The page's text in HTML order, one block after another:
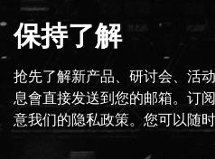
保持了解
抢先了解新产品、研讨会、活
息會直接发送到您的邮箱。订
意我们的隐私政策。您可以随时